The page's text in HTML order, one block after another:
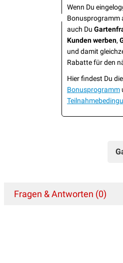
Wenn Du
Bonusprogramm
auch Du
Kunden werben,
und damit
Rabatte für den
Hier findest Du die
Bonusprogramm
Fragen & Antworten (0)